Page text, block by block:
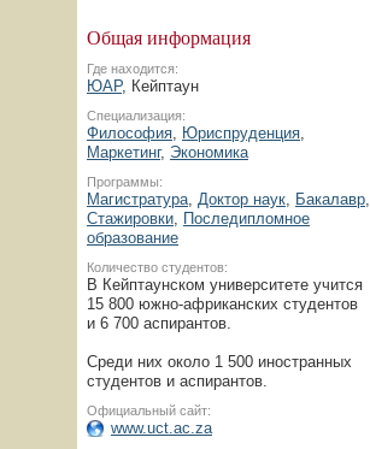
Общая информация
Где находится:
ЮАР, Кейптаун
Специализация:
Философия, Юриспруденция,
Маркетинг, Экономика
Программы:
Магистратура, Доктор наук, Бакалавр,
Стажировки, Последипломное
образование
Количество студентов:
В Кейптаунском университете учится
15 800 южно-африканских студентов
и 6 700 аспирантов.
Среди них около 1 500 иностранных
студентов и аспирантов.
Официальный сайт:
www.uct.ac.za